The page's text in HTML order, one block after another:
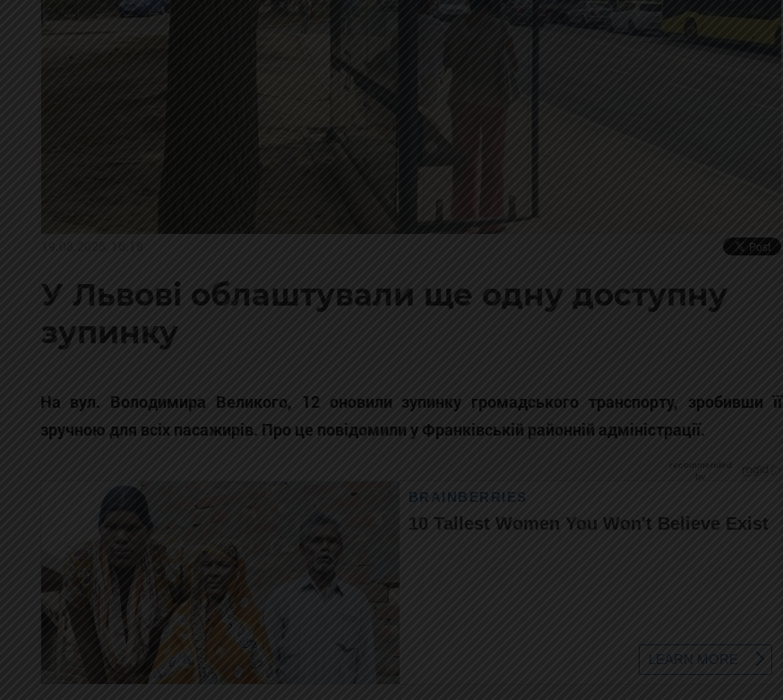
У Львові облаштували ще одну доступну
зупинку
На вул. Володимира Великого, 12 оновили зупинку громадського транспорту, зробивши її
зручною для всіх пасажирів. Про це повідомили у Франківській районній адміністрації.